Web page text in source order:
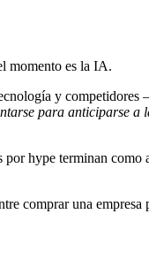
momento es la IA.
y
para anticiparse
hype terminan
comprar una